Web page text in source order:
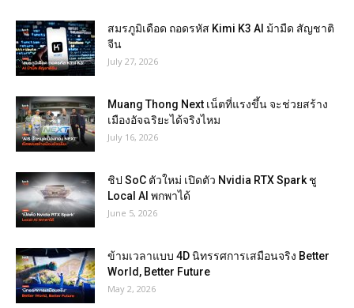
สมรภูมิเดือด ถอดรหัส Kimi K3 AI ม้ามืด สัญชาติ
จีน
July 27, 2026
Muang Thong Next เน็ตที่แรงขึ้น จะช่วยสร้าง
เมืองอัจฉริยะได้จริงไหม
July 16, 2026
ชิป SoC ตัวใหม่ เปิดตัว Nvidia RTX Spark ชู
Local AI พกพาได้
June 5, 2026
ข้ามเวลาแบบ 4D นิทรรศการเสมือนจริง Better
World, Better Future
May 2, 2026